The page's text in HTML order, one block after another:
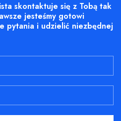
skontaktuje się z Tobą tak
jesteśmy gotowi
pytania i udzielić niezbędnej